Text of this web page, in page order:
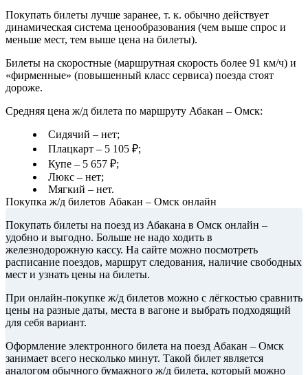
Покупать билеты лучше заранее, т. к. обычно действует
динамическая система ценообразования (чем выше спрос и
меньше мест, тем выше цена на билеты).
Билеты на скоростные (маршрутная скорость более 91 км/ч) и
«фирменные» (повышенный класс сервиса) поезда стоят
дороже.
Средняя цена ж/д билета по маршруту Абакан – Омск:
Сидячий – нет;
Плацкарт – 5 105 ₽;
Купе – 5 657 ₽;
Люкс – нет;
Мягкий – нет.
Покупка ж/д билетов Абакан – Омск онлайн
Покупать билеты на поезд из Абакана в Омск онлайн –
удобно и выгодно. Больше не надо ходить в
железнодорожную кассу. На сайте можно посмотреть
расписание поездов, маршрут следования, наличие свободных
мест и узнать цены на билеты.
При онлайн-покупке ж/д билетов можно с лёгкостью сравнить
цены на разные даты, места в вагоне и выбрать подходящий
для себя вариант.
Оформление электронного билета на поезд Абакан – Омск
занимает всего несколько минут. Такой билет является
аналогом обычного бумажного ж/д билета, который можно